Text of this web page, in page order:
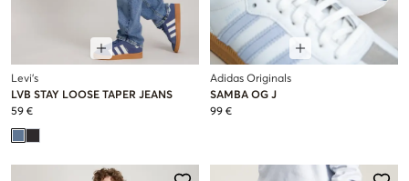
Levi's
LVB STAY LOOSE TAPER JEANS
59 €
Adidas Originals
SAMBA OG J
99 €